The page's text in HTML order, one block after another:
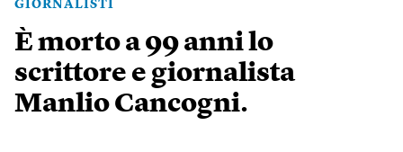
GIORNALISTI
È morto a 99 anni lo
scrittore e giornalista
Manlio Cancogni.